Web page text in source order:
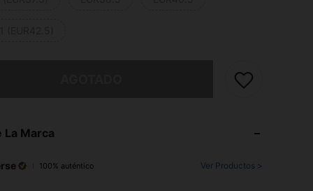
La Marca
100% auténtico Ver Productos >